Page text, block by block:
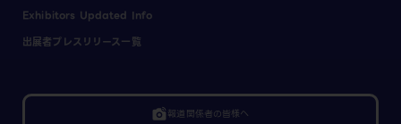
Exhibitors Updated Info
出展者プレスリリース一覧
linked_camera報道関係者の皆様へ